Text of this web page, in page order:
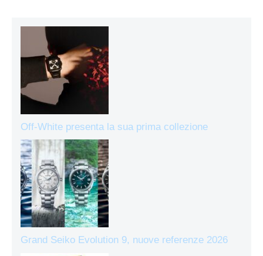
Off-White presenta la sua prima collezione
Grand Seiko Evolution 9, nuove referenze 2026